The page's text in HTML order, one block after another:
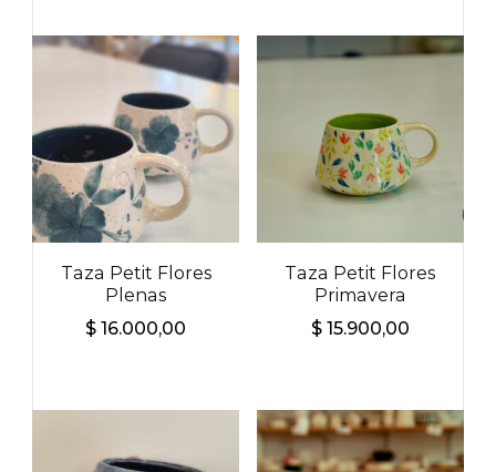
Taza Petit Flores
Plenas
$ 16.000,00
Taza Petit Flores
Primavera
$15.900,00